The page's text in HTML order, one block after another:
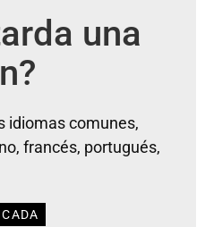
una
idiomas comunes,
francés, portugués,